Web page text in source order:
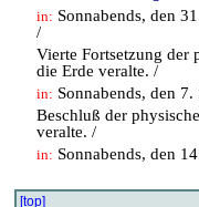
in: Sonnabends, den
/
Vierte Fortsetzung der
die Erde veralte. /
in: Sonnabends, den
Beschluß der
veralte. /
in: Sonnabends, den
[top]